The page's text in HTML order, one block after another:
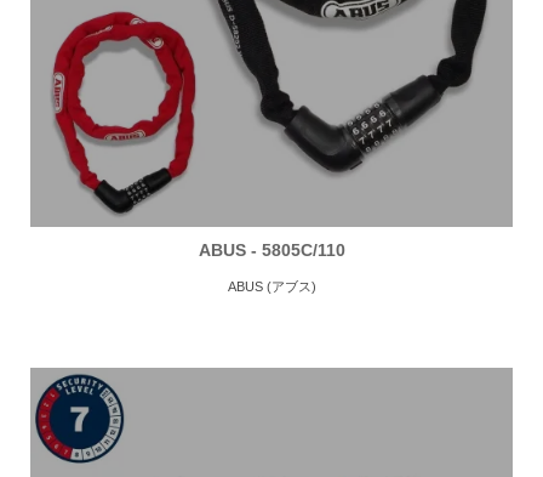
ABUS - 5805C/110
ABUS (アブス)